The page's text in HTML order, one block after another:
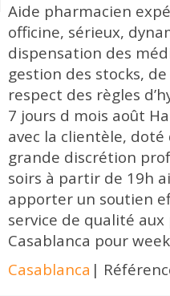
Aide pharmacien
officine, sérieux,
dispensation des
gestion des stocks,
respect des règles
7 jours d mois août
avec la clientèle, doté
grande discrétion
soirs à partir de 19h
apporter un soutien
service de qualité
Casablanca pour
Casablanca |